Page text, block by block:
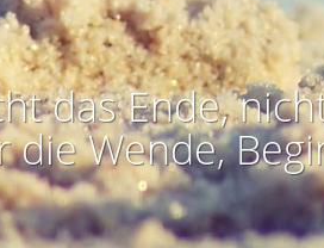
das Ende,
Wende,